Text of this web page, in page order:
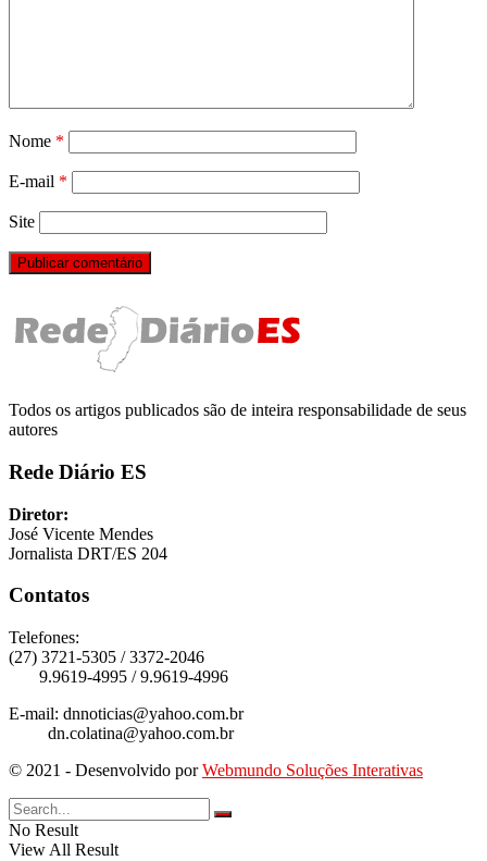
Nome *
E-mail *
Site
Todos os artigos publicados são de inteira responsabilidade de seus
autores
Rede Diário ES
Diretor:
José Vicente Mendes
Jornalista DRT/ES 204
Contatos
Telefones:
(27) 3721-5305 / 3372-2046
9.9619-4995 / 9.9619-4996
E-mail: dnnoticias@yahoo.com.br
dn.colatina@yahoo.com.br
© 2021 - Desenvolvido porWebmundo Soluções Interativas
No Result
View All Result